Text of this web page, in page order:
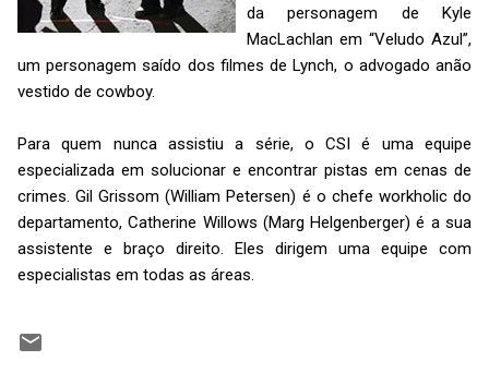
da personagem de Kyle
MacLachlan em “Veludo Azul”,
um personagem saído dos filmes de Lynch, o advogado anão
vestido de cowboy.
Para quem nunca assistiu a série, o CSI é uma equipe
especializada em solucionar e encontrar pistas em cenas de
crimes. Gil Grissom (William Petersen) é o chefe workholic do
departamento, Catherine Willows (Marg Helgenberger) é a sua
assistente e braço direito. Eles dirigem uma equipe com
especialistas em todas as áreas.